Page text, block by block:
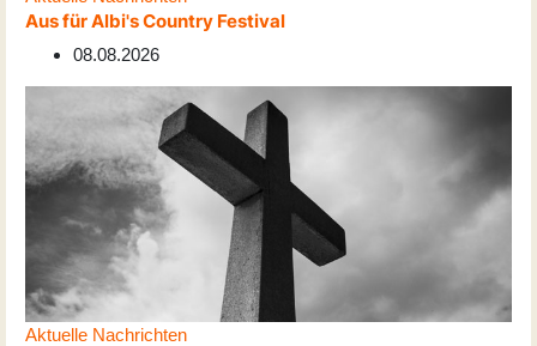
Aus für Albi's Country Festival
08.08.2026
Aktuelle Nachrichten